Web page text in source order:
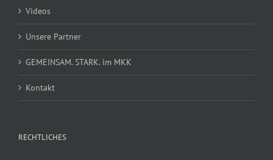
Videos
Unsere Partner
GEMEINSAM. STARK. im MKK
Kontakt
RECHTLICHES